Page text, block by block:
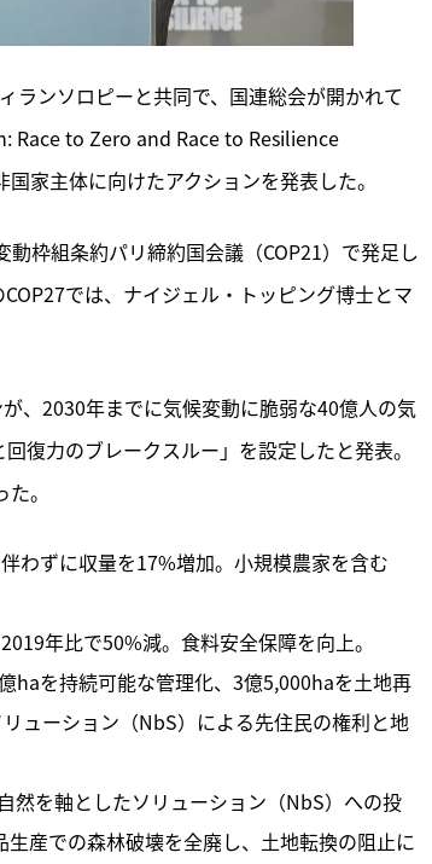
ランソロピーと共同で、国連総会が開かれて
Race to Zero and Race to Resilience
家主体に向けたアクションを発表した。
枠組条約パリ締約国会議（COP21）で発足し
では、ナイジェル・トッピング博士とマ
、2030年までに気候変動に脆弱な40億人の気
復力のブレークスルー」を設定したと発表。
。
わずに収量を17%増加。小規模農家を含む
年比で50%減。食料安全保障を向上。
haを持続可能な管理化、3億5,000haを土地再
ューション（NbS）による先住民の権利と地
然を軸としたソリューション（NbS）への投
産での森林破壊を全廃し、土地転換の阻止に